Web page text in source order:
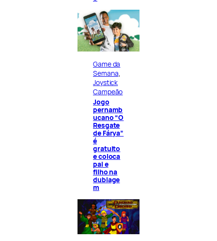
Game da
Semana
Joystick
Campeão
Jogo
pernamb
ucano “O
Resgate
de Fárya”
é
gratuito
e coloca
pai e
filho na
dublage
m